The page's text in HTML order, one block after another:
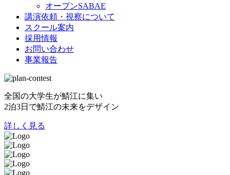
オープンSABAE
講演依頼・視察について
スクール案内
採用情報
お問い合わせ
事業報告
全国の大学生が鯖江に集い
2泊3日で鯖江の未来をデザイン
詳しく見る